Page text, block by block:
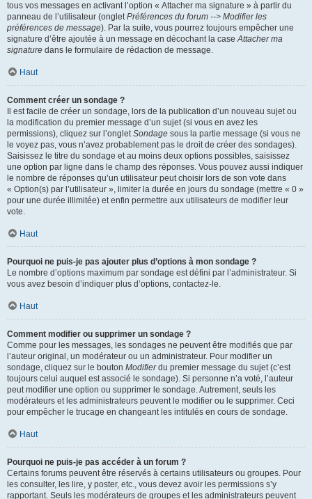
tous vos messages en activant l’option « Attacher ma signature » à partir du
panneau de l’utilisateur (ongletPréférences du forum --> Modifier les
préférences de message). Par la suite, vous pourrez toujours empêcher une
signature d’être ajoutée à un message en décochant la caseAttacher ma
signature dans le formulaire de rédaction de message.
Haut
Comment créer un sondage ?
Il est facile de créer un sondage, lors de la publication d’un nouveau sujet ou
la modification du premier message d’un sujet (si vous en avez les
permissions), cliquez sur l’ongletSondage sous la partie message (si vous ne
le voyez pas, vous n’avez probablement pas le droit de créer des sondages).
Saisissez le titre du sondage et au moins deux options possibles, saisissez
une option par ligne dans le champ des réponses. Vous pouvez aussi indiquer
le nombre de réponses qu’un utilisateur peut choisir lors de son vote dans
« Option(s) par l’utilisateur », limiter la durée en jours du sondage (mettre « 0 »
pour une durée illimitée) et enfin permettre aux utilisateurs de modifier leur
vote.
Haut
Pourquoi ne puis-je pas ajouter plus d’options à mon sondage ?
Le nombre d’options maximum par sondage est défini par l’administrateur. Si
vous avez besoin d’indiquer plus d’options, contactez-le.
Haut
Comment modifier ou supprimer un sondage ?
Comme pour les messages, les sondages ne peuvent être modifiés que par
l’auteur original, un modérateur ou un administrateur. Pour modifier un
sondage, cliquez sur le bouton Modifierdu premier message du sujet (c’est
toujours celui auquel est associé le sondage). Si personne n’a voté, l’auteur
peut modifier une option ou supprimer le sondage. Autrement, seuls les
modérateurs et les administrateurs peuvent le modifier ou le supprimer. Ceci
pour empêcher le trucage en changeant les intitulés en cours de sondage.
Haut
Pourquoi ne puis-je pas accéder à un forum ?
Certains forums peuvent être réservés à certains utilisateurs ou groupes. Pour
les consulter, les lire, y poster, etc., vous devez avoir les permissions s’y
rapportant. Seuls les modérateurs de groupes et les administrateurs peuvent